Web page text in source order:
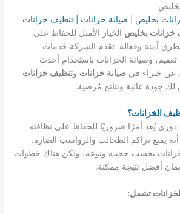
بخليص | صيانة خزانات | تنظيف خزانات
خزانات بخليص الخيار الأمثل للحفاظ على
آمنة وفعالة. تقدم الشركة خدمات
وصيانة الخزانات باستخدام أحدث
عن خبراء فيصيانة خزانات وتنظيف خزانات
لك جودة عالية ونتائج مُرضية.
الخزانات؟
يُعد أمرًا ضروريًا للحفاظ على نظافته
يمنع تراكم الطحالب والرواسب الضارة.
بحسب حجمه ونوعه، ولكن هناك خطوات
أفضل نتيجة ممكنة.
تشمل: